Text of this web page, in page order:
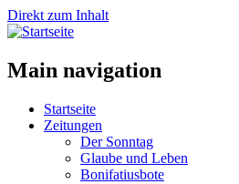
Direkt zum Inhalt
Main navigation
Startseite
Zeitungen
Der Sonntag
Glaube und Leben
Bonifatiusbote